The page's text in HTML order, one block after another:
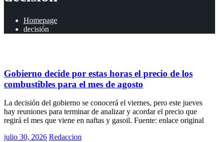
Homepage
decisión
Gobierno decide por estas horas el precio de los
combustibles para el mes de agosto
La decisión del gobierno se conocerá el viernes, pero este jueves
hay reuniones para terminar de analizar y acordar el precio que
regirá el mes que viene en naftas y gasoil. Fuente: enlace original
Posted
julio 30, 2026 Redaccion